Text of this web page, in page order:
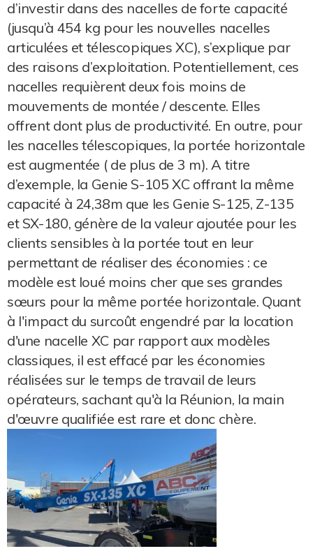
d’investir dans des nacelles de forte capacité
(jusqu’à 454 kg pour les nouvelles nacelles
articulées et télescopiques XC), s’explique par
des raisons d’exploitation. Potentiellement, ces
nacelles requièrent deux fois moins de
mouvements de montée / descente. Elles
offrent dont plus de productivité. En outre, pour
les nacelles télescopiques, la portée horizontale
est augmentée ( de plus de 3 m). A titre
d’exemple, la Genie S-105 XC offrant la même
capacité à 24,38m que les Genie S-125, Z-135
et SX-180, génère de la valeur ajoutée pour les
clients sensibles à la portée tout en leur
permettant de réaliser des économies : ce
modèle est loué moins cher que ses grandes
sœurs pour la même portée horizontale. Quant
à l'impact du surcoût engendré par la location
d'une nacelle XC par rapport aux modèles
classiques, il est effacé par les économies
réalisées sur le temps de travail de leurs
opérateurs, sachant qu'à la Réunion, la main
d'œuvre qualifiée est rare et donc chère.